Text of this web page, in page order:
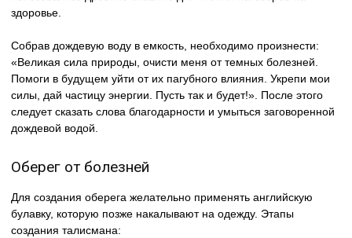
здоровье.
Собрав дождевую воду в емкость, необходимо произнести:
«Великая сила природы, очисти меня от темных болезней.
Помоги в будущем уйти от их пагубного влияния. Укрепи мои
силы, дай частицу энергии. Пусть так и будет!». После этого
следует сказать слова благодарности и умыться заговоренной
дождевой водой.
Оберег от болезней
Для создания оберега желательно применять английскую
булавку, которую позже накалывают на одежду. Этапы
создания талисмана: